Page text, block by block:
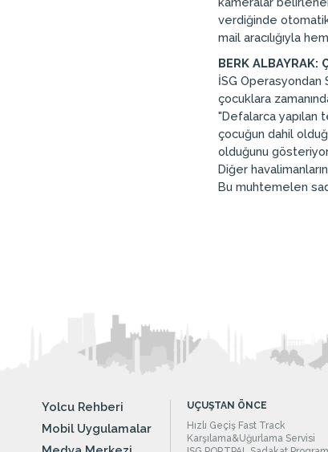
verdiğinde otomatik
mail aracılığıyla
BERK ALBAYRAK:
İSG Operasyondan
çocuklara
"Defalarca yapılan
çocuğun dahil
olduğunu
Diğer
Bu muhtemelen
Yolcu Rehberi
Mobil Uygulamalar
UÇUŞTAN ÖNCE
Hızlı Geçiş Fast Track
Karşılama&Uğurlama Servisi